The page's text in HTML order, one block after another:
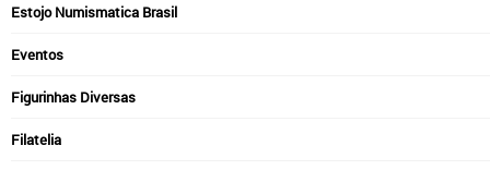
Estojo Numismatica Brasil
Eventos
Figurinhas Diversas
Filatelia